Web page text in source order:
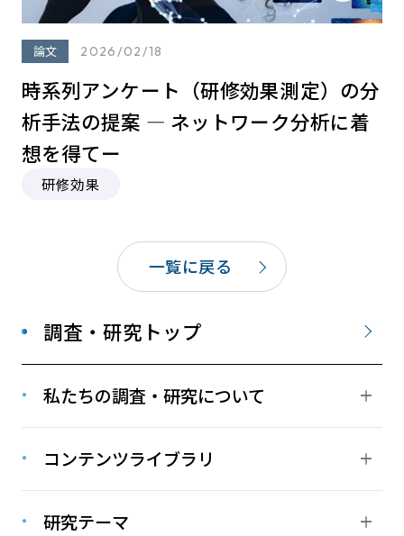
調査・研究トップ
私たちの調査・研究について
コンテンツライブラリ
研究テーマ
論文 2026/02/18
時系列アンケート（研修効果測定）の分
析⼿法の提案 ― ネットワーク分析に着
想を得てー
研修効果
一覧に戻る